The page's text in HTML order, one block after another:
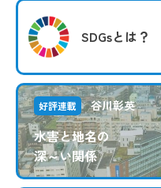
SDGsとは？
好評連載 谷川彰英
水害と地名の
深～い関係